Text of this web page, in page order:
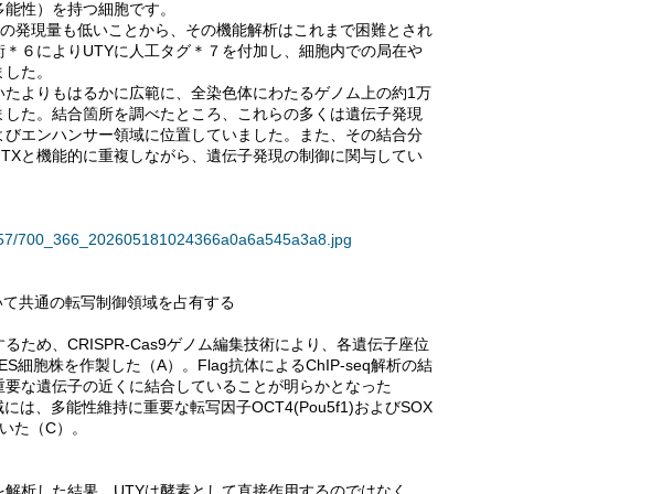
性）を持つ細胞です。
現量も低いことから、その機能解析はこれまで困難とされ
６によりUTYに人工タグ＊７を付加し、細胞内での局在や
た。
よりもはるかに広範に、全染色体にわたるゲノム上の約1万
た。結合箇所を調べたところ、これらの多くは遺伝子発現
エンハンサー領域に位置していました。また、その結合分
と機能的に重複しながら、遺伝子発現の制御に関与してい
700_366_202605181024366a0a6a545a3a8.jpg
共通の転写制御領域を占有する
ため、CRISPR-Cas9ゲノム編集技術により、各遺伝子座位
細胞株を作製した（A）。Flag抗体によるChIP-seq解析の結
な遺伝子の近くに結合していることが明らかとなった
は、多能性維持に重要な転写因子OCT4(Pou5f1)およびSOX
た（C）。